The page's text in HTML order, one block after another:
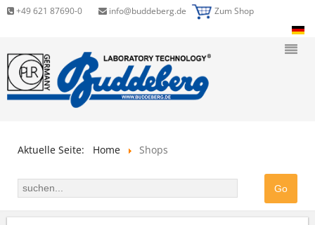
+49 621 87690-0 info@buddeberg.de Zum Shop
Aktuelle Seite: Home Shops